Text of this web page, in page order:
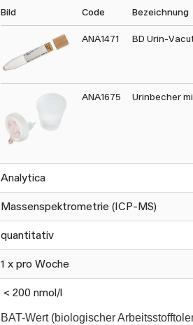
Bild Code Bezeichnung
ANA1471 BD Urin-
ANA1675 Urinbecher
Analytica
Massenspektrometrie (ICP-MS)
quantitativ
1 x pro Woche
< 200 nmol/l
BAT-Wert (biologischer